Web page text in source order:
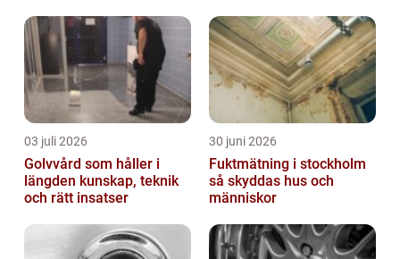
03 juli 2026
Golvvård som håller i
längden kunskap, teknik
och rätt insatser
30 juni 2026
Fuktmätning i stockholm
så skyddas hus och
människor